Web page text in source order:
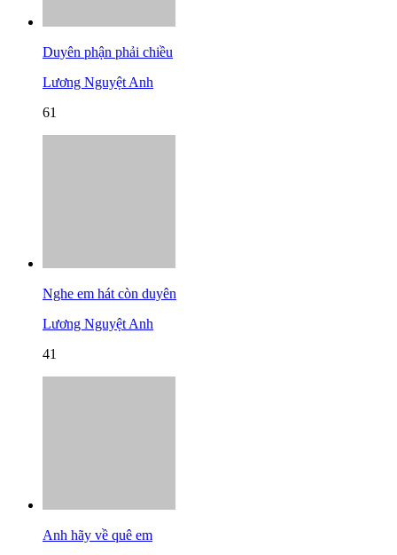
Duyên phận phải chiều
Lương Nguyệt Anh
61
Nghe em hát còn duyên
Lương Nguyệt Anh
41
Anh hãy về quê em